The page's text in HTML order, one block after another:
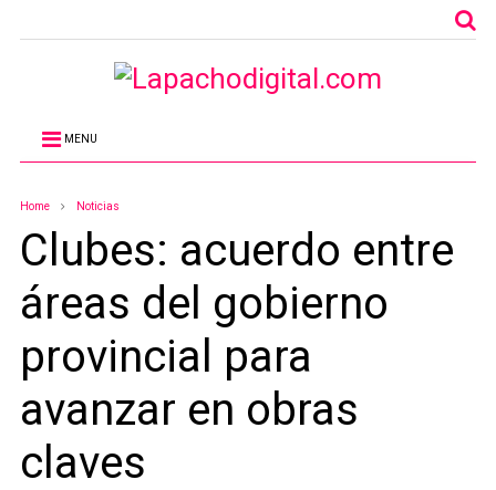
MENU
Home Noticias
Clubes: acuerdo entre
áreas del gobierno
provincial para
avanzar en obras
claves